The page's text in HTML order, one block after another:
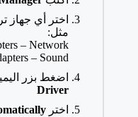
اختر أي جهاز
مثل:
– Network
– Sound
اضغط بزر
Driver
اختر